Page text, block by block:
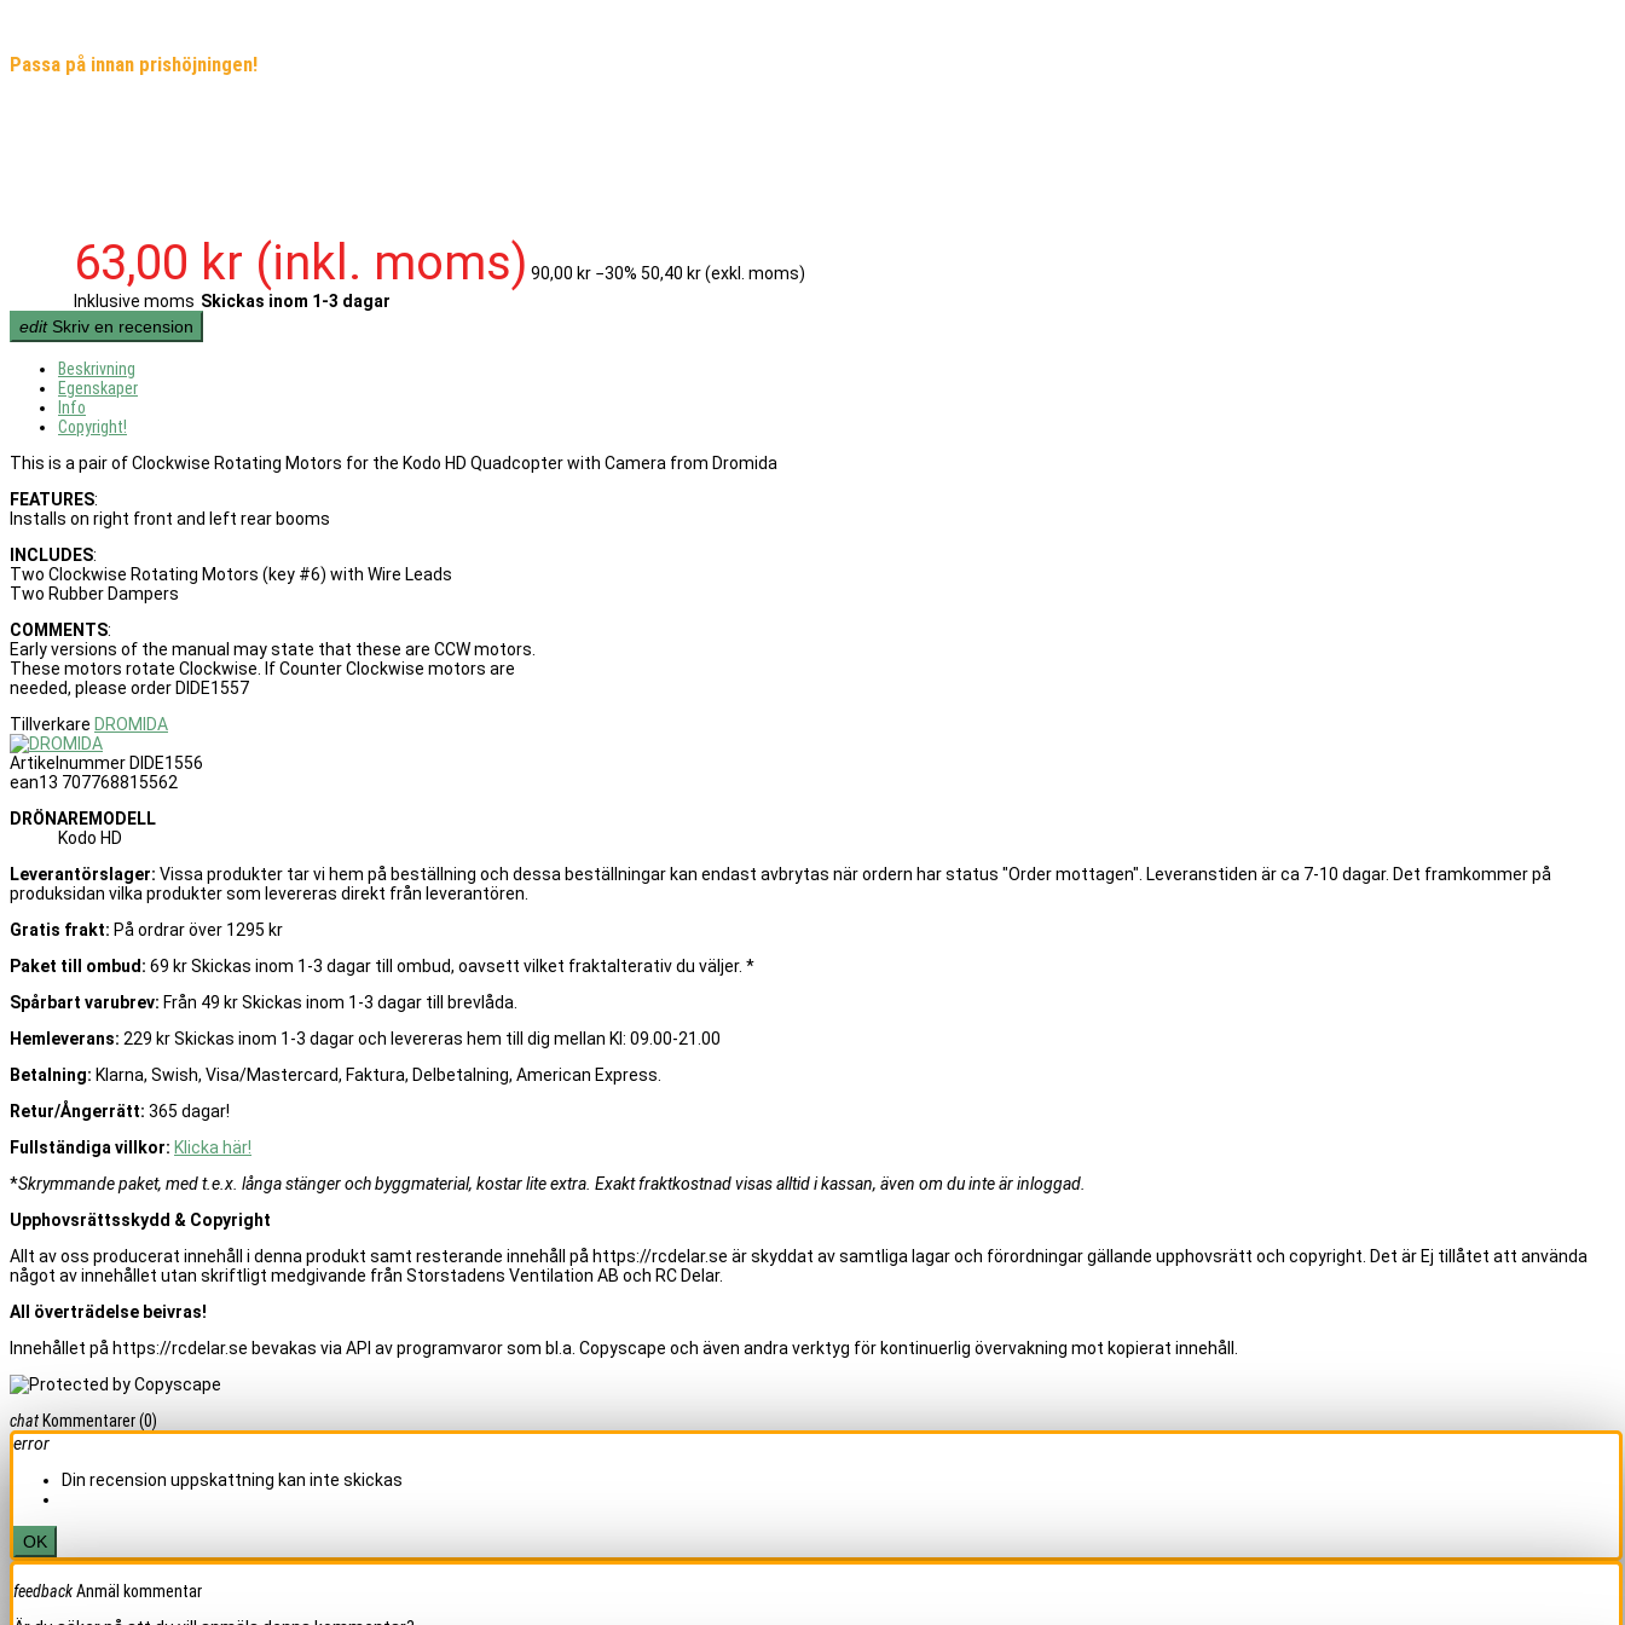
Passa på innan prishöjningen!
63,00 kr (inkl. moms) 90,00 kr −30% 50,40 kr(exkl. moms)
Inklusive moms Skickas inom 1-3 dagar
edit Skriv en recension
Beskrivning
Egenskaper
Info
Copyright!
This is a pair of Clockwise Rotating Motors for the Kodo HD Quadcopter with Camera from Dromida
FEATURES:
Installs on right front and left rear booms
INCLUDES:
Two Clockwise Rotating Motors (key #6) with Wire Leads
Two Rubber Dampers
COMMENTS:
Early versions of the manual may state that these are CCW motors.
These motors rotate Clockwise. If Counter Clockwise motors are
needed, please order DIDE1557
Tillverkare DROMIDA
Artikelnummer DIDE1556
ean13 707768815562
DRÖNAREMODELL
Kodo HD
Leverantörslager: Vissa produkter tar vi hem på beställning och dessa beställningar kan endast avbrytas när ordern har status "Order mottagen". Leveranstiden är ca 7-10 dagar. Det framkommer på
produksidan vilka produkter som levereras direkt från leverantören.
Gratis frakt: På ordrar över 1295 kr
Paket till ombud: 69 kr Skickas inom 1-3 dagar till ombud, oavsett vilket fraktalterativ du väljer. *
Spårbart varubrev: Från 49 kr Skickas inom 1-3 dagar till brevlåda.
Hemleverans: 229 kr Skickas inom 1-3 dagar och levereras hem till dig mellan Kl: 09.00-21.00
Betalning: Klarna, Swish, Visa/Mastercard, Faktura, Delbetalning, American Express.
Retur/Ångerrätt: 365 dagar!
Fullständiga villkor: Klicka här!
*Skrymmande paket, med t.e.x. långa stänger och byggmaterial, kostar lite extra. Exakt fraktkostnad visas alltid i kassan, även om du inte är inloggad.
Upphovsrättsskydd & Copyright
Allt av oss producerat innehåll i denna produkt samt resterande innehåll på https://rcdelar.se är skyddat av samtliga lagar och förordningar gällande upphovsrätt och copyright. Det är Ej tillåtet att använda
något av innehållet utan skriftligt medgivande från Storstadens Ventilation AB och RC Delar.
All överträdelse beivras!
Innehållet på https://rcdelar.se bevakas via API av programvaror som bl.a. Copyscape och även andra verktyg för kontinuerlig övervakning mot kopierat innehåll.
chat Kommentarer(0)
error
Din recension uppskattning kan inte skickas
OK
feedbackAnmäl kommentar